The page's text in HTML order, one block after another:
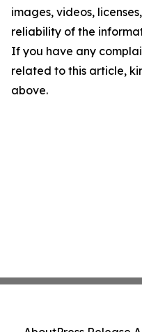
images, videos,
reliability of the
If you have any
related to this article,
above.